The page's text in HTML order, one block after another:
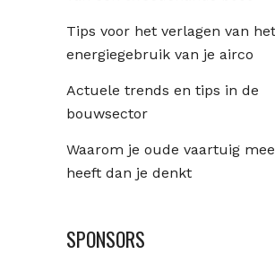
Tips voor het verlagen van het
energiegebruik van je airco
Actuele trends en tips in de
bouwsector
Waarom je oude vaartuig
heeft dan je denkt
SPONSORS